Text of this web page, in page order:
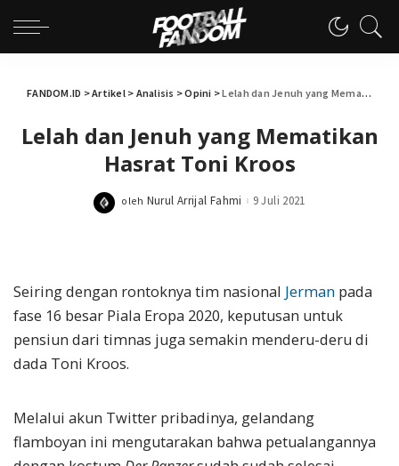
FANDOM.ID >Artikel> Analisis >Opini >Lelah dan Jenuh yang Mematikan Hasrat Toni Kroos
Lelah dan Jenuh yang Mematikan
Hasrat Toni Kroos
Posted
oleh Nurul Arrijal Fahmi 9 Juli 2021
Seiring dengan rontoknya tim nasional Jerman pada
fase 16 besar Piala Eropa 2020, keputusan untuk
pensiun dari timnas juga semakin menderu-deru di
dada Toni Kroos.
Melalui akun Twitter pribadinya, gelandang
flamboyan ini mengutarakan bahwa petualangannya